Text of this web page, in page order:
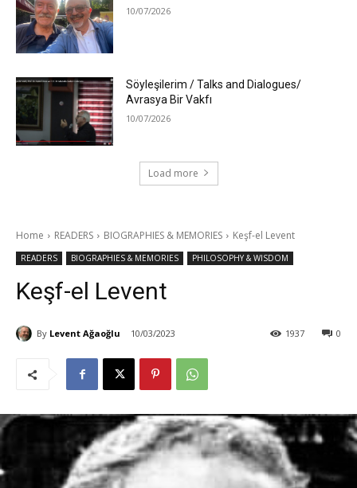
10/07/2026
Söyleşilerim / Talks and Dialogues/
Avrasya Bir Vakfı
10/07/2026
Load more